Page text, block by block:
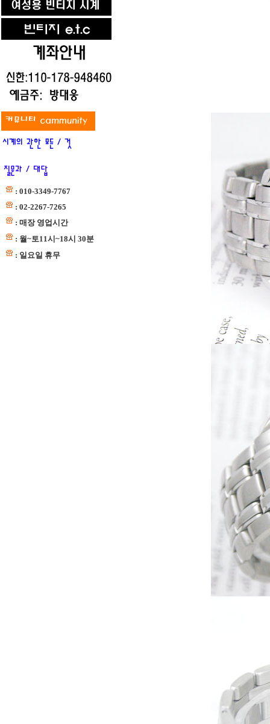
: 010-3349-7767
: 02-2267-7265
: 매장 영업시간
: 월~토11시~18시 30분
: 일요일 휴무